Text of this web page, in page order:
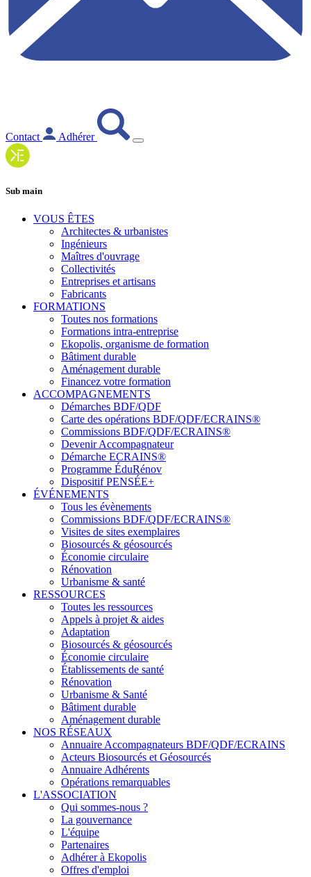
Contact Adhérer
Sub main
VOUS ÊTES
Architectes & urbanistes
Ingénieurs
Maîtres d'ouvrage
Collectivités
Entreprises et artisans
Fabricants
FORMATIONS
Toutes nos formations
Formations intra-entreprise
Ekopolis, organisme de formation
Bâtiment durable
Aménagement durable
Financez votre formation
ACCOMPAGNEMENTS
Démarches BDF/QDF
Carte des opérations BDF/QDF/ECRAINS®
Commissions BDF/QDF/ECRAINS®
Devenir Accompagnateur
Démarche ECRAINS®
Programme ÉduRénov
Dispositif PENSÉE+
ÉVÉNEMENTS
Tous les évènements
Commissions BDF/QDF/ECRAINS®
Visites de sites exemplaires
Biosourcés & géosourcés
Économie circulaire
Rénovation
Urbanisme & santé
RESSOURCES
Toutes les ressources
Appels à projet & aides
Adaptation
Biosourcés & géosourcés
Économie circulaire
Établissements de santé
Rénovation
Urbanisme & Santé
Bâtiment durable
Aménagement durable
NOS RÉSEAUX
Annuaire Accompagnateurs BDF/QDF/ECRAINS
Acteurs Biosourcés et Géosourcés
Annuaire Adhérents
Opérations remarquables
L'ASSOCIATION
Qui sommes-nous ?
La gouvernance
L'équipe
Partenaires
Adhérer à Ekopolis
Offres d'emploi